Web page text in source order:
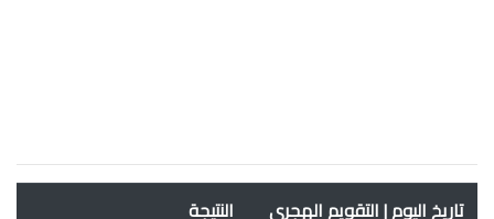
تاريخ اليوم | التقويم الهجري
النتيجة